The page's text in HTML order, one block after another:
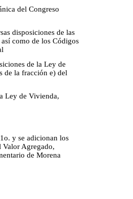
del Congreso
disposiciones de las
como de los Códigos
de la Ley de
de la fracción e) del
Ley de Vivienda,
y se adicionan los
Agregado,
de Morena